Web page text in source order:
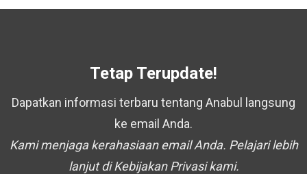
Tetap Terupdate!
Dapatkan informasi terbaru tentang Anabul langsung
ke email Anda.
Kami menjaga kerahasiaan email Anda. Pelajari lebih
lanjut di Kebijakan Privasi kami.